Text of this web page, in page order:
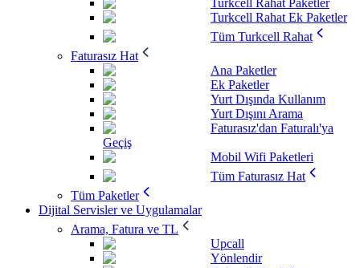
Turkcell Rahat Paketler
Turkcell Rahat Ek Paketler
Tüm Turkcell Rahat
Faturasız Hat
Ana Paketler
Ek Paketler
Yurt Dışında Kullanım
Yurt Dışını Arama
Faturasız'dan Faturalı'ya
Geçiş
Mobil Wifi Paketleri
Tüm Faturasız Hat
Tüm Paketler
Dijital Servisler ve Uygulamalar
Arama, Fatura ve TL
Upcall
Yönlendir